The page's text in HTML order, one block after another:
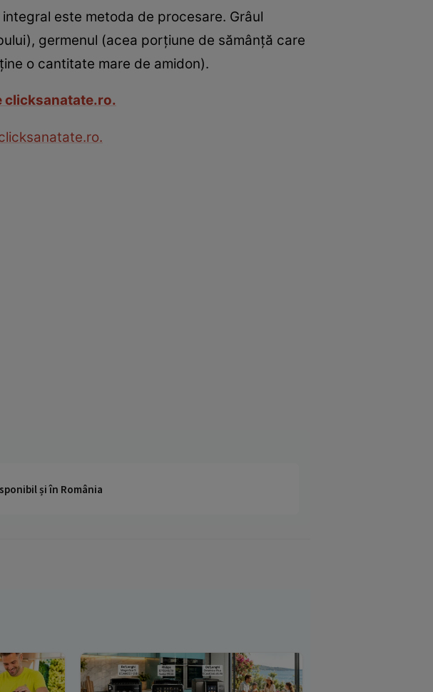
este metoda de procesare. Grâul
germenul (acea porţiune de sămânţă care
o cantitate mare de amidon).
clicksanatate.ro.
și în România